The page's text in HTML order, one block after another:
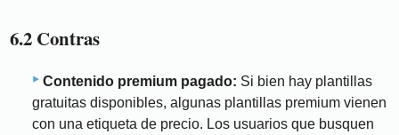
6.2 Contras
Contenido premium pagado: Si bien hay plantillas
gratuitas disponibles, algunas plantillas premium vienen
con una etiqueta de precio. Los usuarios que busquen